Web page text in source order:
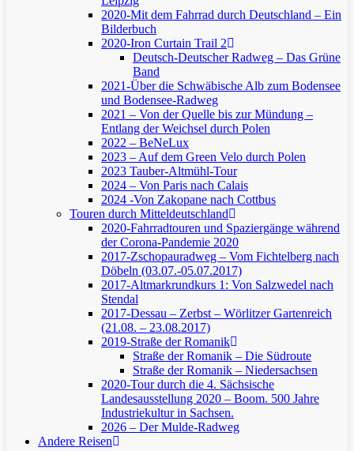
2020-Mit dem Fahrrad durch Deutschland – Ein
Bilderbuch
2020-Iron Curtain Trail 2
Deutsch-Deutscher Radweg – Das Grüne
Band
2021-Über die Schwäbische Alb zum Bodensee
und Bodensee-Radweg
2021 – Von der Quelle bis zur Mündung –
Entlang der Weichsel durch Polen
2022 – BeNeLux
2023 – Auf dem Green Velo durch Polen
2023 Tauber-Altmühl-Tour
2024 – Von Paris nach Calais
2024 -Von Zakopane nach Cottbus
Touren durch Mitteldeutschland
2020-Fahrradtouren und Spaziergänge während
der Corona-Pandemie 2020
2017-Zschopauradweg – Vom Fichtelberg nach
Döbeln (03.07.-05.07.2017)
2017-Altmarkrundkurs 1: Von Salzwedel nach
Stendal
2017-Dessau – Zerbst – Wörlitzer Gartenreich
(21.08. – 23.08.2017)
2019-Straße der Romanik
Straße der Romanik – Die Südroute
Straße der Romanik – Niedersachsen
2020-Tour durch die 4. Sächsische
Landesausstellung 2020 – Boom. 500 Jahre
Industriekultur in Sachsen.
2026 – Der Mulde-Radweg
Andere Reisen